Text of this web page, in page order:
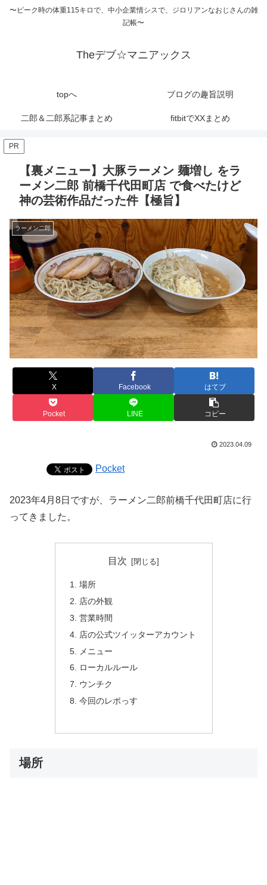
〜ピーク時の体重115キロで、中小企業情シスで、ジロリアンなおじさんの雑
記帳〜
Theデブ☆マニアックス
topへ ブログの趣旨説明
二郎＆二郎系記事まとめ fitbitでXXまとめ
PR
【裏メニュー】大豚ラーメン 麺増し をラ
ーメン二郎 前橋千代田町店 で食べたけど
神の芸術作品だった件【極旨】
ラーメン二郎
X Facebook はてブ
Pocket LINE コピー
2023.04.09
Pocket
2023年4月8日ですが、ラーメン二郎前橋千代田町店に行
ってきました。
目次
場所
店の外観
営業時間
店の公式ツイッターアカウント
メニュー
ローカルルール
ウンチク
今回のレポっす
場所